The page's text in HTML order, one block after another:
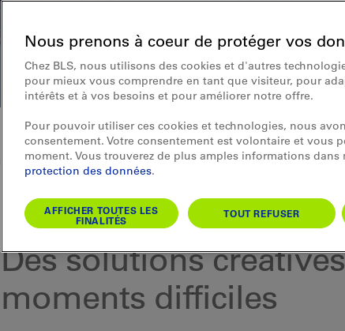
Gros plan
Des solutions
moments difficiles
Nous prenons à coeur de protéger vos
Chez BLS, nous utilisons des cookies et d'autres
pour mieux vous comprendre en tant que visiteur, pour
intérêts et à vos besoins et pour améliorer notre offre.
Pour pouvoir utiliser ces cookies et technologies, nous
consentement. Votre consentement est volontaire et vous
moment. Vous trouverez de plus amples informations dans
protection des données.
AFFICHER TOUTES LES
FINALITÉS
TOUT REFUSER